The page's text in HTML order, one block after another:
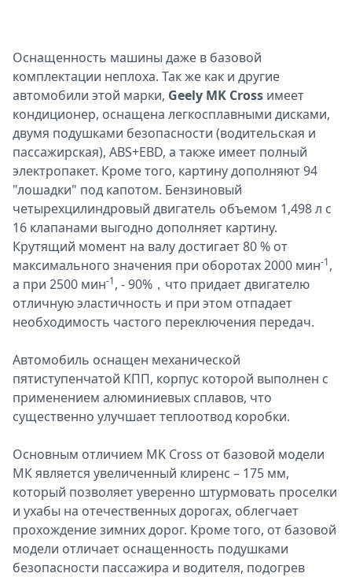
Оснащенность машины даже в базовой
комплектации неплоха. Так же как и другие
автомобили этой марки, Geely MK Cross имеет
кондиционер, оснащена легкосплавными дисками,
двумя подушками безопасности (водительская и
пассажирская), ABS+EBD, а также имеет полный
электропакет. Кроме того, картину дополняют 94
"лошадки" под капотом. Бензиновый
четырехцилиндровый двигатель объемом 1,498 л с
16 клапанами выгодно дополняет картину.
Крутящий момент на валу достигает 80 % от
максимального значения при оборотах 2000 мин-1,
а при 2500 мин-1, - 90%，что придает двигателю
отличную эластичность и при этом отпадает
необходимость частого переключения передач.
Автомобиль оснащен механической
пятиступенчатой КПП, корпус которой выполнен с
применением алюминиевых сплавов, что
существенно улучшает теплоотвод коробки.
Основным отличием MK Cross от базовой модели
МК является увеличенный клиренс – 175 мм,
который позволяет уверенно штурмовать проселки
и ухабы на отечественных дорогах, облегчает
прохождение зимних дорог. Кроме того, от базовой
модели отличает оснащенность подушками
безопасности пассажира и водителя, подогрев